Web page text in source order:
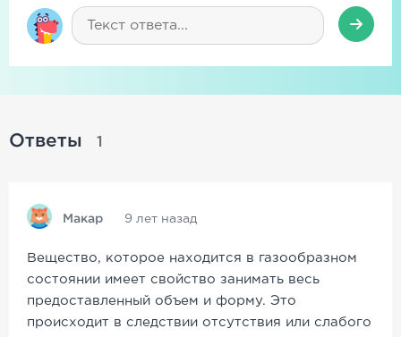
Ответы 1
Макар 9 лет назад
Вещество, которое находится в газообразном
состоянии имеет свойство занимать весь
предоставленный объем и форму. Это
происходит в следствии отсутствия или слабого